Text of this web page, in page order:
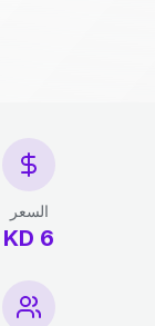
السعر
6 KD